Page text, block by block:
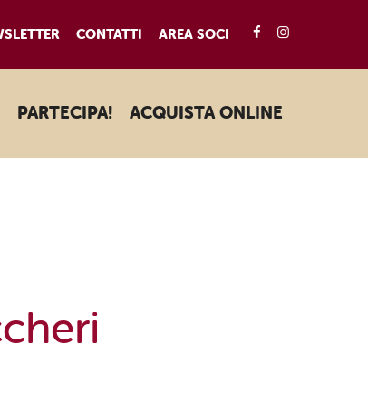
CONTATTI AREA SOCI FACEBOOK
PARTECIPA! ACQUISTA ONLINE